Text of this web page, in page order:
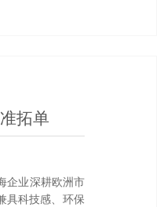
拓单
企业深耕欧洲市
具科技感、环保